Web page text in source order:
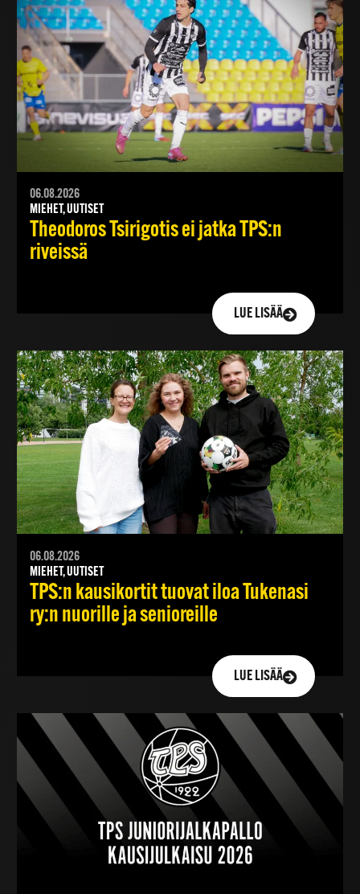
06.08.2026
MIEHET, UUTISET
Theodoros Tsirigotis ei jatka TPS:n
riveissä
LUE LISÄÄ
06.08.2026
MIEHET, UUTISET
TPS:n kausikortit tuovat iloa Tukenasi
ry:n nuorille ja senioreille
LUE LISÄÄ